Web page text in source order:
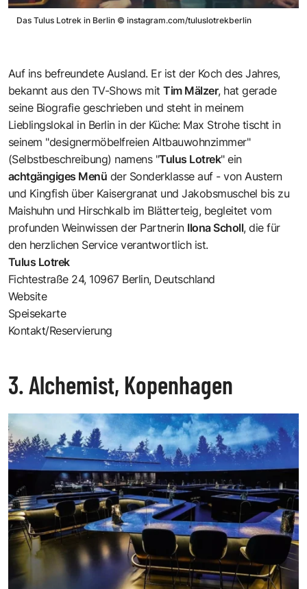
Das Tulus Lotrek in Berlin © instagram.com/tuluslotrekberlin
Auf ins befreundete Ausland. Er ist der Koch des Jahres,
bekannt aus den TV-Shows mitTim Mälzer, hat gerade
seine Biografie geschrieben und steht in meinem
Lieblingslokal in Berlin in der Küche: Max Strohe tischt in
seinem "designermöbelfreien Altbauwohnzimmer"
(Selbstbeschreibung) namens "Tulus Lotrek" ein
achtgängiges Menü der Sonderklasse auf - von Austern
und Kingfish über Kaisergranat und Jakobsmuschel bis zu
Maishuhn und Hirschkalb im Blätterteig, begleitet vom
profunden Weinwissen der Partnerin Ilona Scholl, die für
den herzlichen Service verantwortlich ist.
Tulus Lotrek
Fichtestraße 24, 10967 Berlin, Deutschland
Website
Speisekarte
Kontakt/Reservierung
3. Alchemist, Kopenhagen